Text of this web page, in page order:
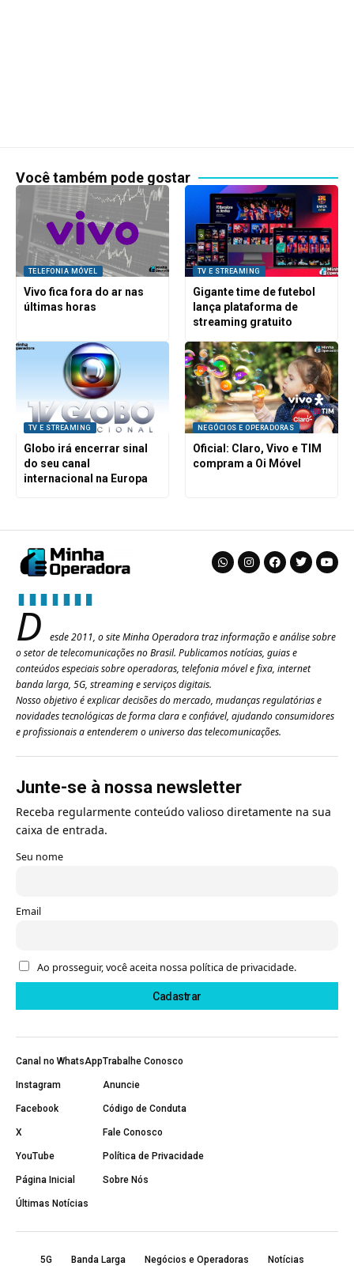
Você também pode gostar
TELEFONIA MÓVEL
Vivo fica fora do ar nas
últimas horas
TV E STREAMING
Gigante time de futebol
lança plataforma de
streaming gratuito
TV E STREAMING
Globo irá encerrar sinal
do seu canal
internacional na Europa
NEGÓCIOS E OPERADORAS
Oficial: Claro, Vivo e TIM
compram a Oi Móvel
D
esde 2011, o site Minha Operadora traz informação e análise sobre
o setor de telecomunicações no Brasil. Publicamos notícias, guias e
conteúdos especiais sobre operadoras, telefonia móvel e fixa, internet
banda larga, 5G, streaming e serviços digitais.
Nosso objetivo é explicar decisões do mercado, mudanças regulatórias e
novidades tecnológicas de forma clara e confiável, ajudando consumidores
e profissionais a entenderem o universo das telecomunicações.
Junte-se à nossa newsletter
Receba regularmente conteúdo valioso diretamente na sua
caixa de entrada.
Seu nome
Email
Ao prosseguir, você aceita nossa política de privacidade.
Canal no WhatsApp
Instagram
Facebook
X
YouTube
Página Inicial
Últimas Notícias
Trabalhe Conosco
Anuncie
Código de Conduta
Fale Conosco
Política de Privacidade
Sobre Nós
5G Banda Larga Negócios e Operadoras Notícias